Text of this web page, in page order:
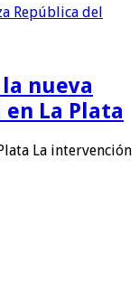
nueva
La Plata
La intervención